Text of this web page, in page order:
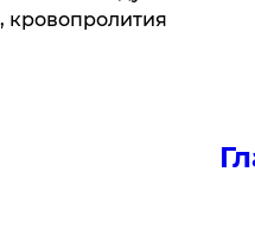
кровопролития